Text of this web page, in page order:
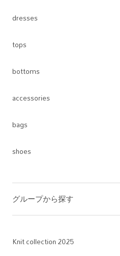
dresses
tops
bottoms
accessories
bags
shoes
グループから探す
Knit collection 2025